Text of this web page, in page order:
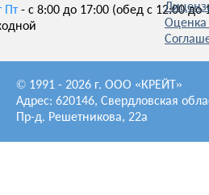
Пт - с 8:00 до 17:00 (обед с 12:00 до
Оценка
© 1991 - 2026 г. ООО «КРЕЙТ»
Адрес: 620146, Свердловская
Пр-д. Решетникова, 22а